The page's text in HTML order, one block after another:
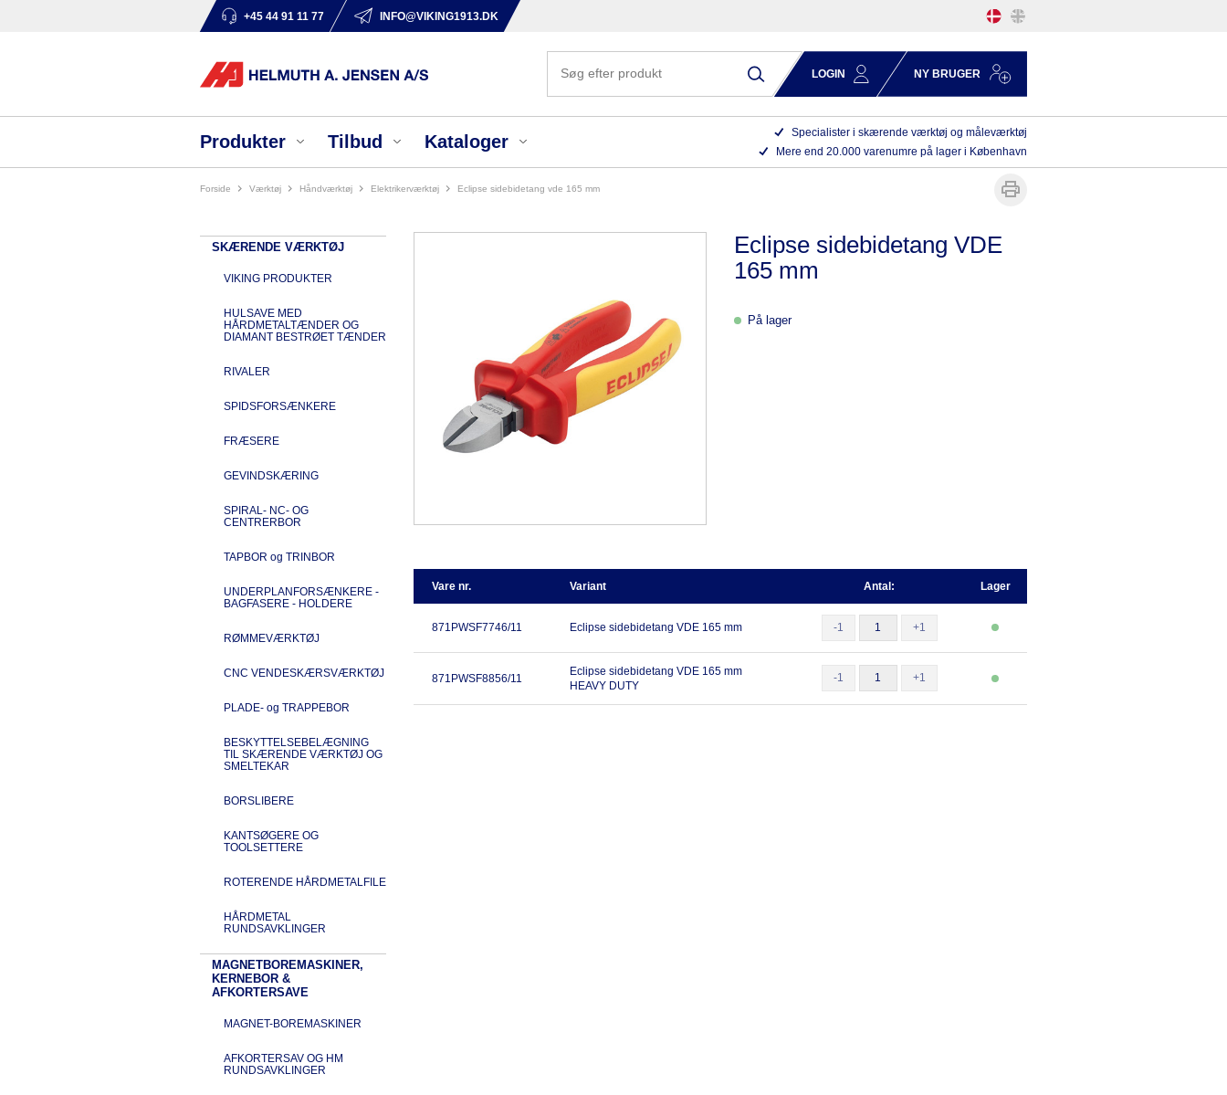
+45 44 91 11 77 INFO@VIKING1913.DK
LOGIN NY BRUGER
Produkter Tilbud Kataloger
Specialister i skærende værktøj og måleværktøj
Mere end 20.000 varenumre på lager i København
Forside værktøj håndværktøj elektrikerværktøj eclipse sidebidetang vde 165 mm
SKÆRENDE VÆRKTØJ
VIKING PRODUKTER
HULSAVE MED
HÅRDMETALTÆNDER OG
DIAMANT BESTRØET TÆNDER
RIVALER
SPIDSFORSÆNKERE
FRÆSERE
GEVINDSKÆRING
SPIRAL- NC- OG
CENTRERBOR
TAPBOR og TRINBOR
UNDERPLANFORSÆNKERE -
BAGFASERE - HOLDERE
RØMMEVÆRKTØJ
CNC VENDESKÆRSVÆRKTØJ
PLADE- og TRAPPEBOR
BESKYTTELSEBELÆGNING
TIL SKÆRENDE VÆRKTØJ OG
SMELTEKAR
BORSLIBERE
KANTSØGERE OG
TOOLSETTERE
ROTERENDE HÅRDMETALFILE
HÅRDMETAL
RUNDSAVKLINGER
MAGNETBOREMASKINER,
KERNEBOR &
AFKORTERSAVE
MAGNET-BOREMASKINER
AFKORTERSAV OG HM
RUNDSAVKLINGER
Eclipse sidebidetang VDE
165 mm
På lager
Vare nr. Variant Antal: Lager
871PWSF7746/11 Eclipse sidebidetang VDE 165 mm -1 +1
871PWSF8856/11
Eclipse sidebidetang VDE 165 mm
HEAVY DUTY
-1 +1